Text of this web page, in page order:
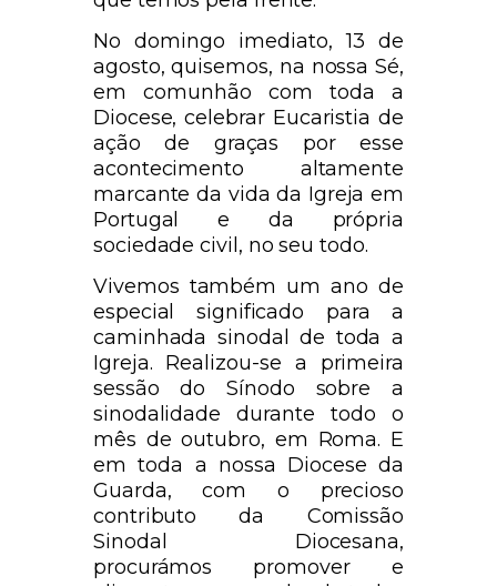
No domingo imediato, 13 de
agosto, quisemos, na nossa Sé,
em comunhão com toda a
Diocese, celebrar Eucaristia de
ação de graças por esse
acontecimento altamente
marcante da vida da Igreja em
Portugal e da própria
sociedade civil, no seu todo.
Vivemos também um ano de
especial significado para a
caminhada sinodal de toda a
Igreja. Realizou-se a primeira
sessão do Sínodo sobre a
sinodalidade durante todo o
mês de outubro, em Roma. E
em toda a nossa Diocese da
Guarda, com o precioso
contributo da Comissão
Sinodal Diocesana,
procurámos promover e